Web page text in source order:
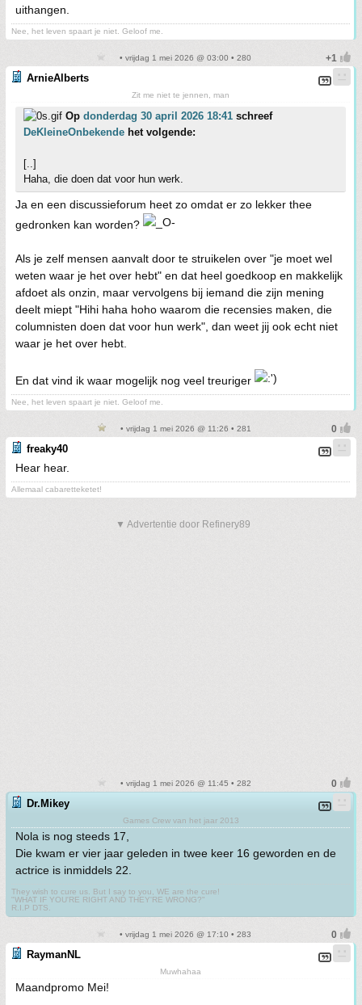
uithangen.
Nee, het leven spaart je niet. Geloof me.
• vrijdag 1 mei 2026 @ 03:00 • 280
ArnieAlberts
Zit me niet te jennen, man
Op donderdag 30 april 2026 18:41 schreef
DeKleineOnbekende het volgende:
[..]
Haha, die doen dat voor hun werk.
Ja en een discussieforum heet zo omdat er zo lekker thee
gedronken kan worden?
Als je zelf mensen aanvalt door te struikelen over "je moet wel
weten waar je het over hebt" en dat heel goedkoop en makkelijk
afdoet als onzin, maar vervolgens bij iemand die zijn mening
deelt miept "Hihi haha hoho waarom die recensies maken, die
columnisten doen dat voor hun werk", dan weet jij ook echt niet
waar je het over hebt.
En dat vind ik waar mogelijk nog veel treuriger
Nee, het leven spaart je niet. Geloof me.
• vrijdag 1 mei 2026 @ 11:26 • 281
freaky40
Hear hear.
Allemaal cabaretteketet!
▼ Advertentie door Refinery89
• vrijdag 1 mei 2026 @ 11:45 • 282
Dr.Mikey
Games Crew van het jaar 2013
Nola is nog steeds 17,
Die kwam er vier jaar geleden in twee keer 16 geworden en de
actrice is inmiddels 22.
They wish to cure us. But I say to you, WE are the cure!
"WHAT IF YOU'RE RIGHT AND THEY'RE WRONG?"
R.I.P DTS.
• vrijdag 1 mei 2026 @ 17:10 • 283
RaymanNL
Muwhahaa
Maandpromo Mei!